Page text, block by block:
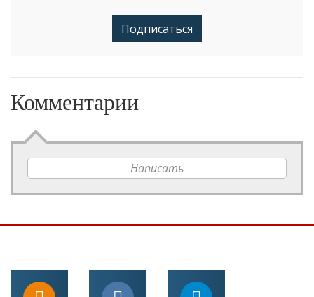
Подписаться
Комментарии
Написать